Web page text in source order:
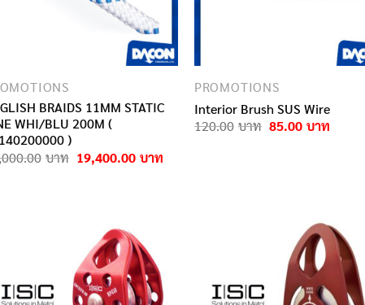
BRAIDS 11MM STATIC
WHI/BLU 200M (
)
Original
price
19,400.00 Current
PROMOTIONS
Interior Brush SUS Wire
120.00
Original
85.00 Current